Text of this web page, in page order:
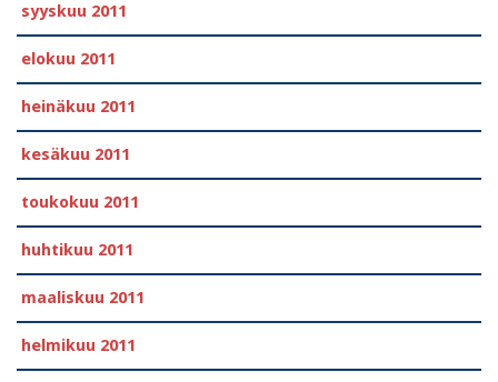
syyskuu 2011
elokuu 2011
heinäkuu 2011
kesäkuu 2011
toukokuu 2011
huhtikuu 2011
maaliskuu 2011
helmikuu 2011